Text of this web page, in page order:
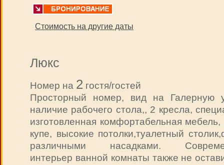
Стоимость на другие даты
Люкс
Номер на 2 гостя/гостей
Просторный номер, вид на Галерную
наличие рабочего стола,, 2 кресла,
изготовленная комфортабельная
купе, высокие потолки,туалетный
различными насадками.
интерьер ванной комнаты также не